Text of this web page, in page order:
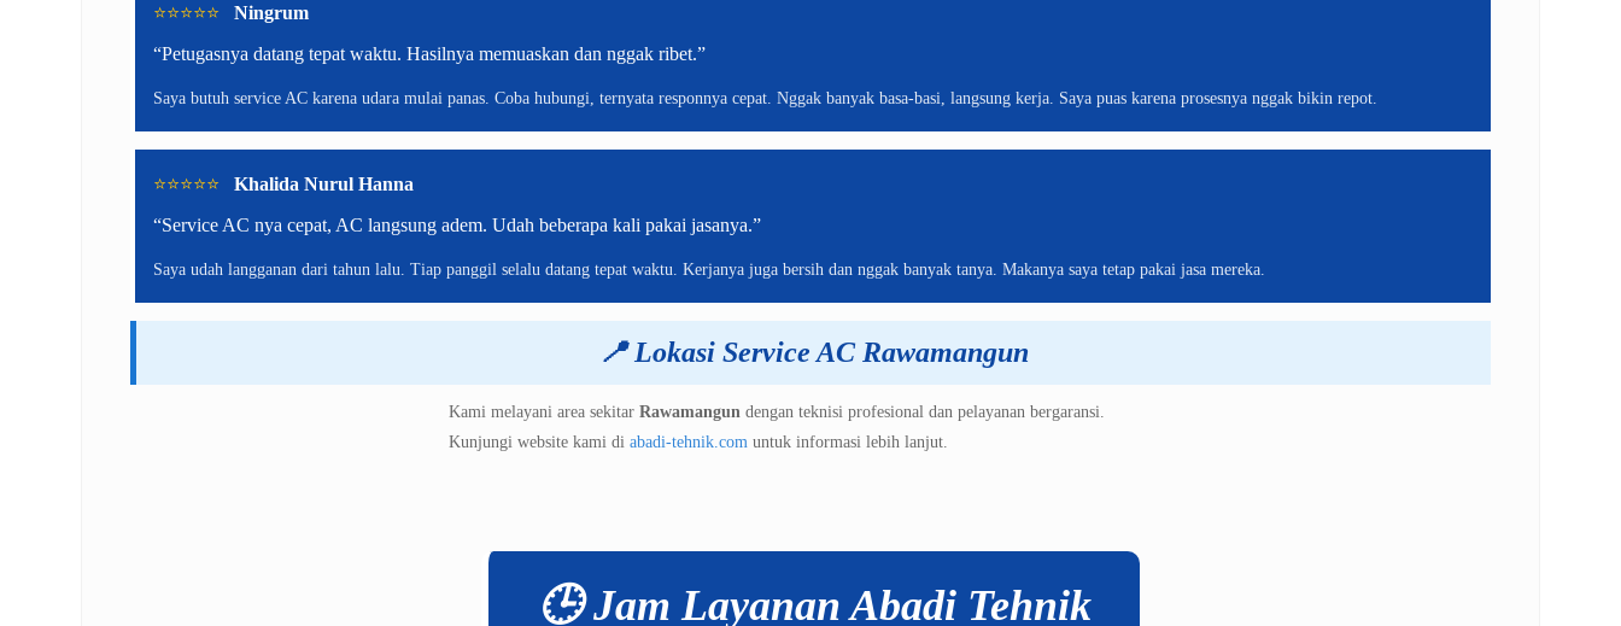
⭐️⭐️⭐️⭐️⭐️
Ningrum
“Petugasnya datang tepat waktu. Hasilnya memuaskan dan nggak ribet.”
Saya butuh service AC karena udara mulai panas. Coba hubungi, ternyata responnya cepat. Nggak banyak basa-basi, langsung kerja. Saya puas karena prosesnya nggak bikin repot.
⭐️⭐️⭐️⭐️⭐️
Khalida Nurul Hanna
“Service AC nya cepat, AC langsung adem. Udah beberapa kali pakai jasanya.”
Saya udah langganan dari tahun lalu. Tiap panggil selalu datang tepat waktu. Kerjanya juga bersih dan nggak banyak tanya. Makanya saya tetap pakai jasa mereka.
📍 Lokasi Service AC Rawamangun
Kami melayani area sekitar Rawamangun dengan teknisi profesional dan pelayanan bergaransi.
Kunjungi website kami di abadi-tehnik.com untuk informasi lebih lanjut.
🕒 Jam Layanan Abadi Tehnik